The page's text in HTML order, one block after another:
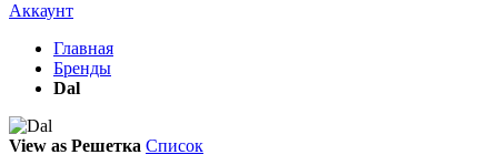
Аккаунт
Главная
Бренды
Dal
View as Решетка Список